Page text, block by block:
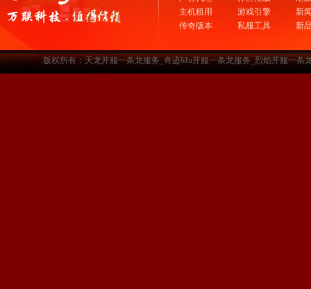
主机租用
传奇版本
游戏引擎
私服工具
新
新
版权所有：天龙开服一条龙服务_奇迹Mu开服一条龙服务_烈焰开服一条